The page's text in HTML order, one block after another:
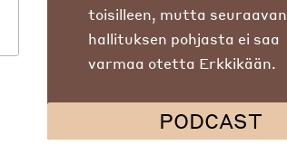
toisilleen, mutta seuraavan
hallituksen pohjasta ei saa
varmaa otetta Erkkikään.
PODCAST